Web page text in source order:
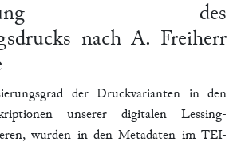
des
nach A. Freiherr
der Druckvarianten in den
unserer digitalen Lessing-
wurden in den Metadaten im TEI-